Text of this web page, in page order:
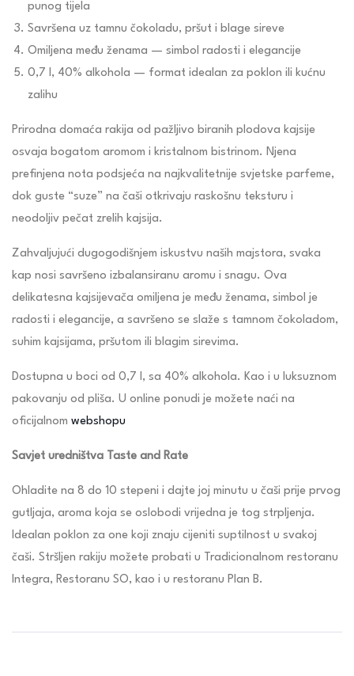
punog tijela
Savršena uz tamnu čokoladu, pršut i blage sireve
Omiljena među ženama — simbol radosti i elegancije
0,7 l, 40% alkohola — format idealan za poklon ili kućnu
zalihu
Prirodna domaća rakija od pažljivo biranih plodova kajsije
osvaja bogatom aromom i kristalnom bistrinom. Njena
prefinjena nota podsjeća na najkvalitetnije svjetske parfeme,
dok guste “suze” na čaši otkrivaju raskošnu teksturu i
neodoljiv pečat zrelih kajsija.
Zahvaljujući dugogodišnjem iskustvu naših majstora, svaka
kap nosi savršeno izbalansiranu aromu i snagu. Ova
delikatesna kajsijevača omiljena je među ženama, simbol je
radosti i elegancije, a savršeno se slaže s tamnom čokoladom,
suhim kajsijama, pršutom ili blagim sirevima.
Dostupna u boci od 0,7 l, sa 40% alkohola. Kao i u luksuznom
pakovanju od pliša. U online ponudi je možete naći na
oficijalnom webshopu
Savjet uredništva Taste and Rate
Ohladite na 8 do 10 stepeni i dajte joj minutu u čaši prije prvog
gutljaja, aroma koja se oslobodi vrijedna je tog strpljenja.
Idealan poklon za one koji znaju cijeniti suptilnost u svakoj
čaši. Stršljen rakiju možete probati u Tradicionalnom restoranu
Integra, Restoranu SO, kao i u restoranu Plan B.